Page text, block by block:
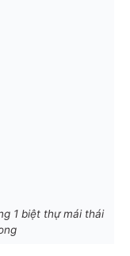
1 biệt thự mái thái